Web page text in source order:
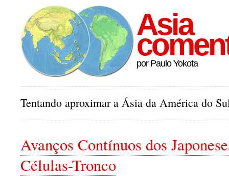
Asia
por Paulo Yokota
Tentando aproximar a Ásia da América do
Avanços Contínuos dos
Células-Tronco